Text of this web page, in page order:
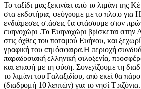
Το ταξίδι μας ξεκινάει από το λιμάνι της
στα εκδοτήρια, φεύγουμε με το πλοίο για
ενδιάμεσες στάσεις θα φτάσουμε στον
ευηνοχώρι .Το Ευηνοχώρι βρίσκεται στην
στις όχθες του ποταμού Ευήνου, και
γραφική του ατμόσφαιρα.Η περιοχή
παραδοσιακή ελληνική φιλοξενία,
και επαφή με τη φύση. Συνεχίζουμε τη
το λιμάνι του Γαλαξιδίου, από εκεί θα
(διαδρομή 10 λεπτών) για το νησί